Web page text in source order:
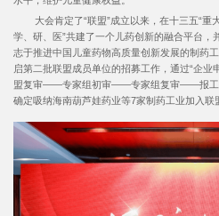
大会肯定了“联盟”成立以来，在十三五“重大
学、研、医”共建了一个儿药创新的融合平台
志于推进中国儿童药物高质量创新发展的制药
启第二批联盟成员单位的招募工作，通过“
盟复审——专家组初审——专家组复审——报工
确定吸纳海南葫芦娃药业等7家制药工业加入联